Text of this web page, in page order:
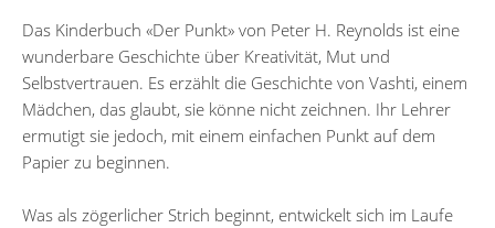
Das Kinderbuch «Der Punkt» von Peter H. Reynolds ist eine
wunderbare Geschichte über Kreativität, Mut und
Selbstvertrauen. Es erzählt die Geschichte von Vashti, einem
Mädchen, das glaubt, sie könne nicht zeichnen. Ihr Lehrer
ermutigt sie jedoch, mit einem einfachen Punkt auf dem
Papier zu beginnen.
Was als zögerlicher Strich beginnt, entwickelt sich im Laufe